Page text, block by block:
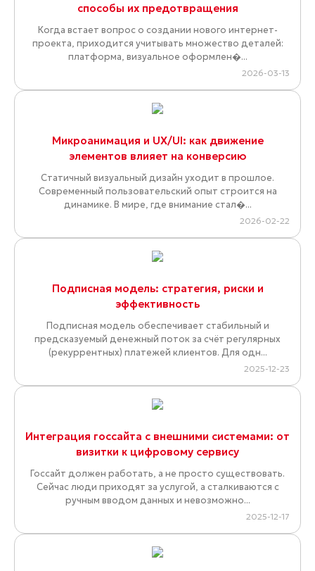
способы их предотвращения
Когда встает вопрос о создании нового интернет-
проекта, приходится учитывать множество деталей:
платформа, визуальное оформлен�...
2026-03-13
Микроанимация и UX/UI: как движение
элементов влияет на конверсию
Статичный визуальный дизайн уходит в прошлое.
Современный пользовательский опыт строится на
динамике. В мире, где внимание стал�...
2026-02-22
Подписная модель: стратегия, риски и
эффективность
Подписная модель обеспечивает стабильный и
предсказуемый денежный поток за счёт регулярных
(рекуррентных) платежей клиентов. Для одн...
2025-12-23
Интеграция госсайта с внешними системами: от
визитки к цифровому сервису
Госсайт должен работать, а не просто существовать.
Сейчас люди приходят за услугой, а сталкиваются с
ручным вводом данных и невозможно...
2025-12-17